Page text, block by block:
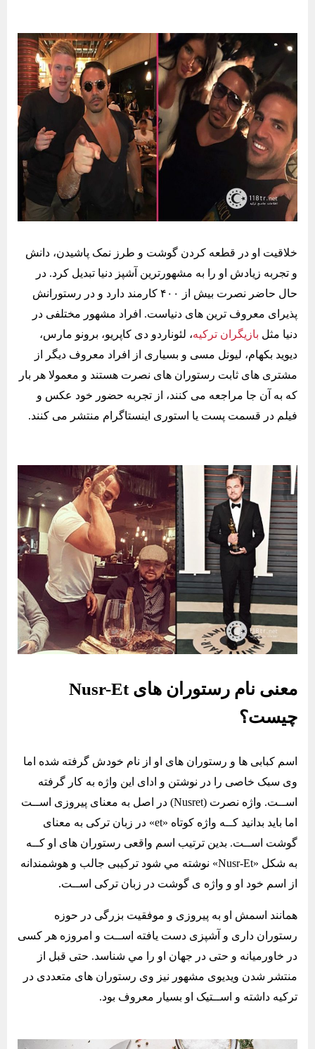
خلاقیت او در قطعه کردن گوشت و طرز نمک پاشیدن، دانش
و تجربه زیادش او را به مشهورترین آشپز دنیا تبدیل کرد. در
حال حاضر نصرت بیش از ۴۰۰ کارمند دارد و در رستورانش
پذیرای معروف ترین های دنیاست. افراد مشهور مختلفی در
دنیا مثل بازیگران ترکیه، لئوناردو دی کاپریو، برونو مارس،
دیوید بکهام، لیونل مسی و بسیاری از افراد معروف دیگر از
مشتری های ثابت رستوران های نصرت هستند و معمولا هر بار
که به آن جا مراجعه می کنند، از تجربه حضور خود عکس و
فیلم در قسمت پست یا استوری اینستاگرام منتشر می کنند.
معنی نام رستوران های Nusr-Et
چیست؟
اسم کبابی ها و رستوران های او از نام خودش گرفته شده اما
وی سبک خاصی را در نوشتن و ادای این واژه به کار گرفته
اســت. واژه نصرت (Nusret) در اصل به معنای پیروزی اســت
اما باید بدانید کــه واژه کوتاه «et» در زبان ترکی به معنای
گوشت اســت. بدین ترتیب اسم واقعی رستوران های او کــه
به شکل «Nusr-Et» نوشته مي شود ترکیبی جالب و هوشمندانه
از اسم خود او و واژه ی گوشت در زبان ترکی اســت.
همانند اسمش او به پیروزی و موفقیت بزرگی در حوزه
رستوران داری و آشپزی دست یافته اســت و امروزه هر کسی
در خاورميانه و حتی در جهان او را مي شناسد. حتی قبل از
منتشر شدن ویدیوی مشهور نیز وی رستوران های متعددی در
ترکیه داشته و اســتیک او بسیار معروف بود.